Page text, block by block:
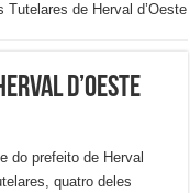
Tutelares de Herval d’Oeste
d’Oeste
do prefeito de Herval
quatro deles